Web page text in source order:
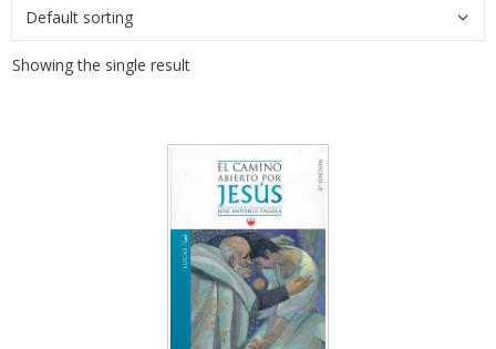
Showing the single result